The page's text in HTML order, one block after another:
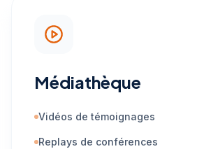
Médiathèque
Vidéos de témoignages
Replays de conférences